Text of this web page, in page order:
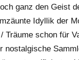
ganz den Geist
Idyllik der
Träume schon für
nostalgische